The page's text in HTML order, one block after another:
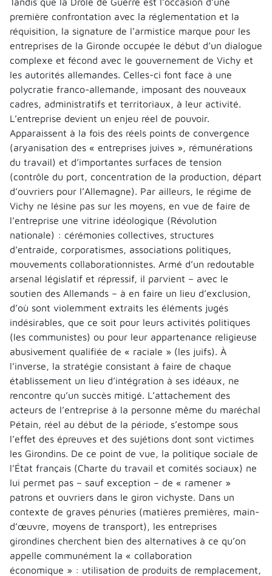
première confrontation avec la réglementation et la
réquisition, la signature de l’armistice marque pour les
entreprises de la Gironde occupée le début d’un dialogue
complexe et fécond avec le gouvernement de Vichy et
les autorités allemandes. Celles-ci font face à une
polycratie franco-allemande, imposant des nouveaux
cadres, administratifs et territoriaux, à leur activité.
L’entreprise devient un enjeu réel de pouvoir.
Apparaissent à la fois des réels points de convergence
(aryanisation des « entreprises juives », rémunérations
du travail) et d’importantes surfaces de tension
(contrôle du port, concentration de la production, départ
d’ouvriers pour l’Allemagne). Par ailleurs, le régime de
Vichy ne lésine pas sur les moyens, en vue de faire de
l’entreprise une vitrine idéologique (Révolution
nationale) : cérémonies collectives, structures
d’entraide, corporatismes, associations politiques,
mouvements collaborationnistes. Armé d’un redoutable
arsenal législatif et répressif, il parvient – avec le
soutien des Allemands – à en faire un lieu d’exclusion,
d’où sont violemment extraits les éléments jugés
indésirables, que ce soit pour leurs activités politiques
(les communistes) ou pour leur appartenance religieuse
abusivement qualifiée de « raciale » (les juifs). À
l’inverse, la stratégie consistant à faire de chaque
établissement un lieu d’intégration à ses idéaux, ne
rencontre qu’un succès mitigé. L’attachement des
acteurs de l’entreprise à la personne même du maréchal
Pétain, réel au début de la période, s’estompe sous
l’effet des épreuves et des sujétions dont sont victimes
les Girondins. De ce point de vue, la politique sociale de
l’État français (Charte du travail et comités sociaux) ne
lui permet pas – sauf exception – de « ramener »
patrons et ouvriers dans le giron vichyste. Dans un
contexte de graves pénuries (matières premières, main-
d’œuvre, moyens de transport), les entreprises
girondines cherchent bien des alternatives à ce qu’on
appelle communément la « collaboration
économique » : utilisation de produits de remplacement,